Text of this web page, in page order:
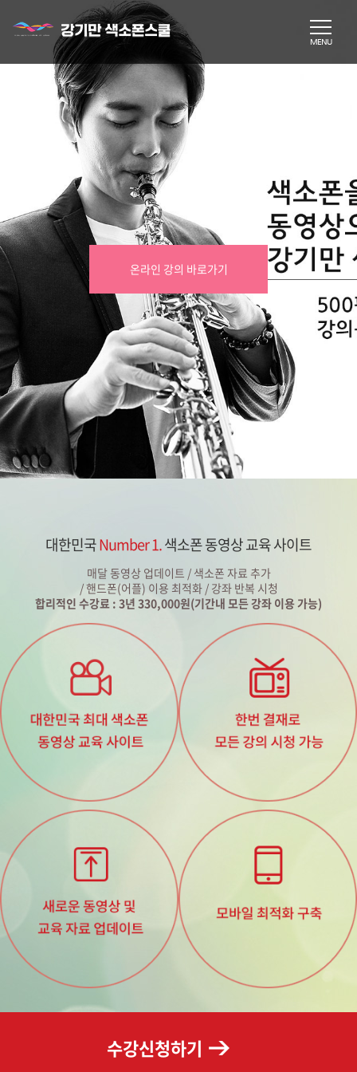
온라인 강의 바로가기
대한민국Number 1.색소폰 동영상 교육 사이트
매달 동영상 업데이트 / 색소폰 자료 추가
/ 핸드폰(어플) 이용 최적화 / 강좌 반복 시청
합리적인 수강료 : 3년 330,000원(기간내 모든 강좌 이용 가능)
수강신청하기